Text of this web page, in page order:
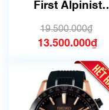
First Alpinist
01M0 | Size
| Mã số 6748
19.500.000₫
13.500.000₫